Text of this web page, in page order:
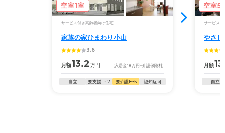
空室1室
サービス付き高齢者向け住宅
家族の家ひまわり小山
3.6
月額13.2万円 (入居金18万円 +介護保険料)
自立 要支援1・2 要介護1〜5 認知症可
空室5
サービス付
やさ
月額
自立